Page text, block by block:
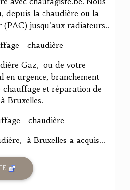
depuis la chaudière ou la
(PAC) jusqu'aux radiateurs..
- chaudière
Gaz, ou de votre
en urgence, branchement
chauffage et réparation de
Bruxelles.
- chaudière
à Bruxelles a acquis...